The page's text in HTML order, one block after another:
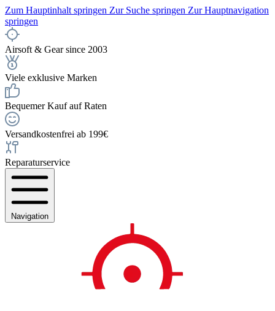
Zum Hauptinhalt springen Zur Suche springen Zur Hauptnavigation
springen
Airsoft & Gear since 2003
Viele exklusive Marken
Bequemer Kauf auf Raten
Versandkostenfrei ab 199€
Reparaturservice
Navigation